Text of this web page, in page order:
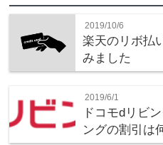
2019/10/6
楽天のリボ払
みました
2019/6/1
ドコモdリビ
ングの割引は